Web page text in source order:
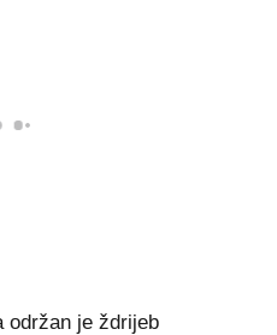
održan je ždrijeb